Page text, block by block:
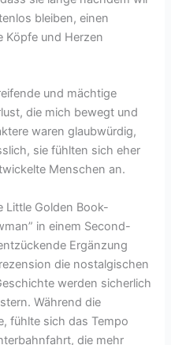
bleiben, einen
Köpfe und Herzen
und mächtige
die mich bewegt und
waren glaubwürdig,
sie fühlten sich eher
Menschen an.
Little Golden Book-
in einem Second-
Ergänzung
die nostalgischen
werden sicherlich
Während die
fühlte sich das Tempo
die mehr